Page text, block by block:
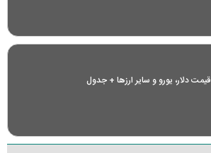
قیمت دلار، یورو و سایر ارز‌ها + جدول